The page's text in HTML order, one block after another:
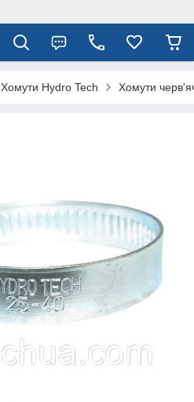
Хомути Hydro Tech Хомути